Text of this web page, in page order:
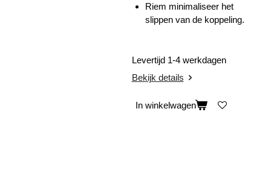
Riem minimaliseer het
slippen van de koppeling.
Levertijd 1-4 werkdagen
Bekijk details
In winkelwagen